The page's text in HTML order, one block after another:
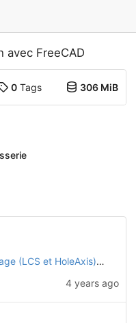
avec FreeCAD
0Tags 306 MiB
Masquage des repères d'assemblage (LCS et HoleAxis) sur toutes les pièces
4 years ago